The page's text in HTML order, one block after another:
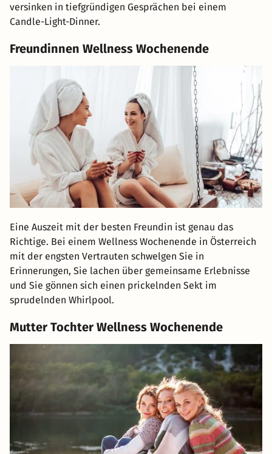
versinken in tiefgründigen Gesprächen bei einem
Candle-Light-Dinner.
Freundinnen Wellness Wochenende
Eine Auszeit mit der besten Freundin ist genau das
Richtige. Bei einem Wellness Wochenende in Österreich
mit der engsten Vertrauten schwelgen Sie in
Erinnerungen, Sie lachen über gemeinsame Erlebnisse
und Sie gönnen sich einen prickelnden Sekt im
sprudelnden Whirlpool.
Mutter Tochter Wellness Wochenende